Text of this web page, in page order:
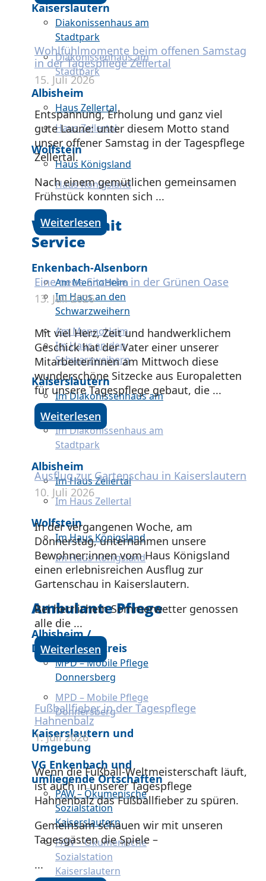
Kaiserslautern
Diakonissenhaus am
Stadtpark
Diakonissenhaus am
Stadtpark
Albisheim
Haus Zellertal
Haus Zellertal
Wolfstein
Haus Königsland
Haus Königsland
Wohnen mit
Service
Enkenbach-Alsenborn
Am MennoHeim
Im Haus an den
Schwarzweihern
Am MennoHeim
Im Haus an den
Schwarzweihern
Kaiserslautern
Im Diakonissenhaus am
Stadtpark
Im Diakonissenhaus am
Stadtpark
Albisheim
Im Haus Zellertal
Im Haus Zellertal
Wolfstein
Im Haus Königsland
Im Haus Königsland
Ambulante Pflege
Albisheim /
Donnersbergkreis
MPD – Mobile Pflege
Donnersberg
MPD – Mobile Pflege
Donnersberg
Kaiserslautern und
Umgebung
VG Enkenbach und
umliegende Ortschaften
PAW – Ökumenische
Sozialstation
Kaiserslautern
PAW – Ökumenische
Sozialstation
Kaiserslautern
Wohlfühlmomente beim offenen Samstag
in der Tagespflege Zellertal
15. Juli 2026
Entspannung, Erholung und ganz viel
gute Laune: unter diesem Motto stand
unser offener Samstag in der Tagespflege
Zellertal.
Nach einem gemütlichen gemeinsamen
Frühstück konnten sich ...
Weiterlesen
Eine neue Sitzecke in der Grünen Oase
13. Juli 2026
Mit viel Herz, Zeit und handwerklichem
Geschick hat der Vater einer unserer
Mitarbeiterinnen am Mittwoch diese
wunderschöne Sitzecke aus Europaletten
für unsere Tagespflege gebaut, die ...
Weiterlesen
Ausflug zur Gartenschau in Kaiserslautern
10. Juli 2026
In der vergangenen Woche, am
Donnerstag, unternahmen unsere
Bewohner:innen vom Haus Königsland
einen erlebnisreichen Ausflug zur
Gartenschau in Kaiserslautern.
Bei herrlichem Sommerwetter genossen
alle die ...
Weiterlesen
Fußballfieber in der Tagespflege
Hahnenbalz
1. Juli 2026
Wenn die Fußball-Weltmeisterschaft läuft,
ist auch in unserer Tagespflege
Hahnenbalz das Fußballfieber zu spüren.
Gemeinsam schauen wir mit unseren
Tagesgästen die Spiele –
...